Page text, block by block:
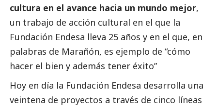
cultura en el avance hacia un mundo mejor,
un trabajo de acción cultural en el que la
Fundación Endesa lleva 25 años y en el que, en
palabras de Marañón, es ejemplo de “cómo
hacer el bien y además tener éxito”
Hoy en día la Fundación Endesa desarrolla una
veintena de proyectos a través de cinco líneas